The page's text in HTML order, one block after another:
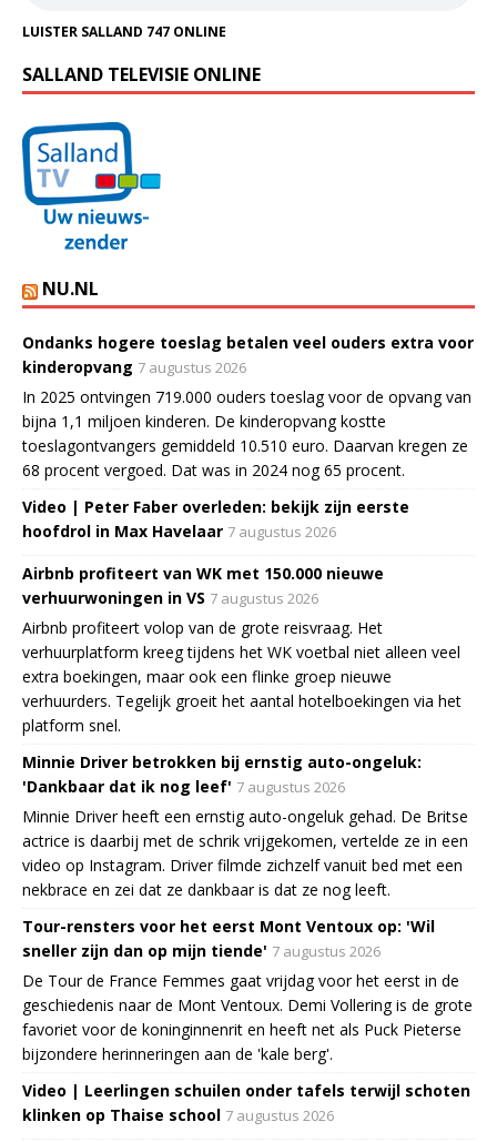
LUISTER SALLAND 747 ONLINE
SALLAND TELEVISIE ONLINE
NU.NL
Ondanks hogere toeslag betalen veel ouders extra voor
kinderopvang 7 augustus 2026
In 2025 ontvingen 719.000 ouders toeslag voor de opvang van
bijna 1,1 miljoen kinderen. De kinderopvang kostte
toeslagontvangers gemiddeld 10.510 euro. Daarvan kregen ze
68 procent vergoed. Dat was in 2024 nog 65 procent.
Video | Peter Faber overleden: bekijk zijn eerste
hoofdrol in Max Havelaar 7 augustus 2026
Airbnb profiteert van WK met 150.000 nieuwe
verhuurwoningen in VS 7 augustus 2026
Airbnb profiteert volop van de grote reisvraag. Het
verhuurplatform kreeg tijdens het WK voetbal niet alleen veel
extra boekingen, maar ook een flinke groep nieuwe
verhuurders. Tegelijk groeit het aantal hotelboekingen via het
platform snel.
Minnie Driver betrokken bij ernstig auto-ongeluk:
'Dankbaar dat ik nog leef' 7 augustus 2026
Minnie Driver heeft een ernstig auto-ongeluk gehad. De Britse
actrice is daarbij met de schrik vrijgekomen, vertelde ze in een
video op Instagram. Driver filmde zichzelf vanuit bed met een
nekbrace en zei dat ze dankbaar is dat ze nog leeft.
Tour-rensters voor het eerst Mont Ventoux op: 'Wil
sneller zijn dan op mijn tiende' 7 augustus 2026
De Tour de France Femmes gaat vrijdag voor het eerst in de
geschiedenis naar de Mont Ventoux. Demi Vollering is de grote
favoriet voor de koninginnenrit en heeft net als Puck Pieterse
bijzondere herinneringen aan de 'kale berg'.
Video | Leerlingen schuilen onder tafels terwijl schoten
klinken op Thaise school 7 augustus 2026